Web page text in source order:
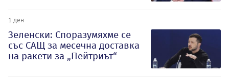
1 ден
Зеленски: Споразумяхме се
със САЩ за месечна доставка
на ракети за „Пейтриът“